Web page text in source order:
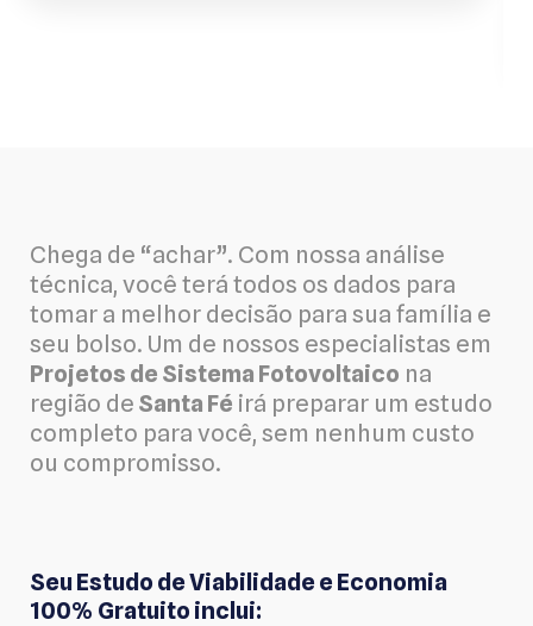
Chega de “achar”. Com nossa análise
técnica, você terá todos os dados para
tomar a melhor decisão para sua família e
seu bolso. Um de nossos especialistas em
Projetos de Sistema Fotovoltaico na
região de Santa Fé irá preparar um estudo
completo para você, sem nenhum custo
ou compromisso.
Seu Estudo de Viabilidade e Economia
100% Gratuito inclui: